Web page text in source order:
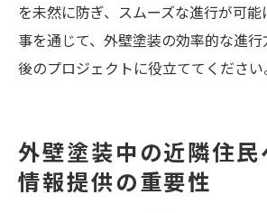
を未然に防ぎ、スムーズな進行が可
事を通じて、外壁塗装の効率的な進
後のプロジェクトに役立ててください
外壁塗装中の近隣住民
情報提供の重要性